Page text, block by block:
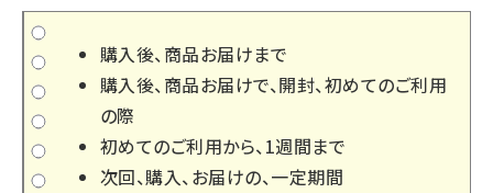
購入後、商品お届けまで
購入後、商品お届けで、開封、初めてのご利用
の際
初めてのご利用から、1週間まで
次回、購入、お届けの、一定期間